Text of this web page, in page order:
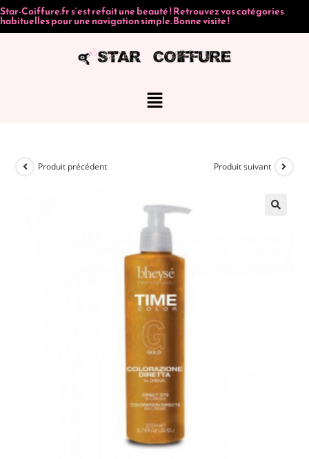
Star-Coiffure.fr s’est refait une beauté ! Retrouvez vos catégories
habituelles pour une navigation simple. Bonne visite !
Produit précédent Produit suivant